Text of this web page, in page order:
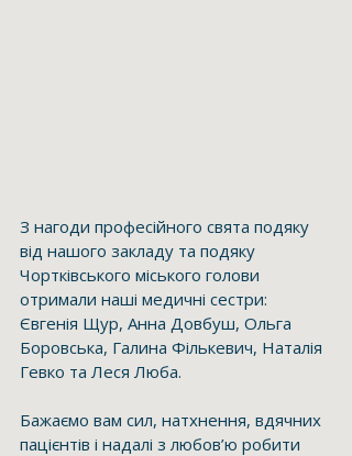
З нагоди професійного свята подяку
від нашого закладу та подяку
Чортківського міського голови
отримали наші медичні сестри:
Євгенія Щур, Анна Довбуш, Ольга
Боровська, Галина Фількевич, Наталія
Гевко та Леся Люба.
Бажаємо вам сил, натхнення, вдячних
пацієнтів і надалі з любов’ю робити